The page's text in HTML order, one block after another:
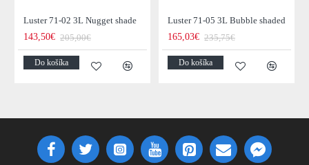
Luster 71-02 3L Nugget shade
143,50€ 205,00€
Do košíka
Luster 71-05 3L Bubble shaded
165,03€ 235,75€
Do košíka